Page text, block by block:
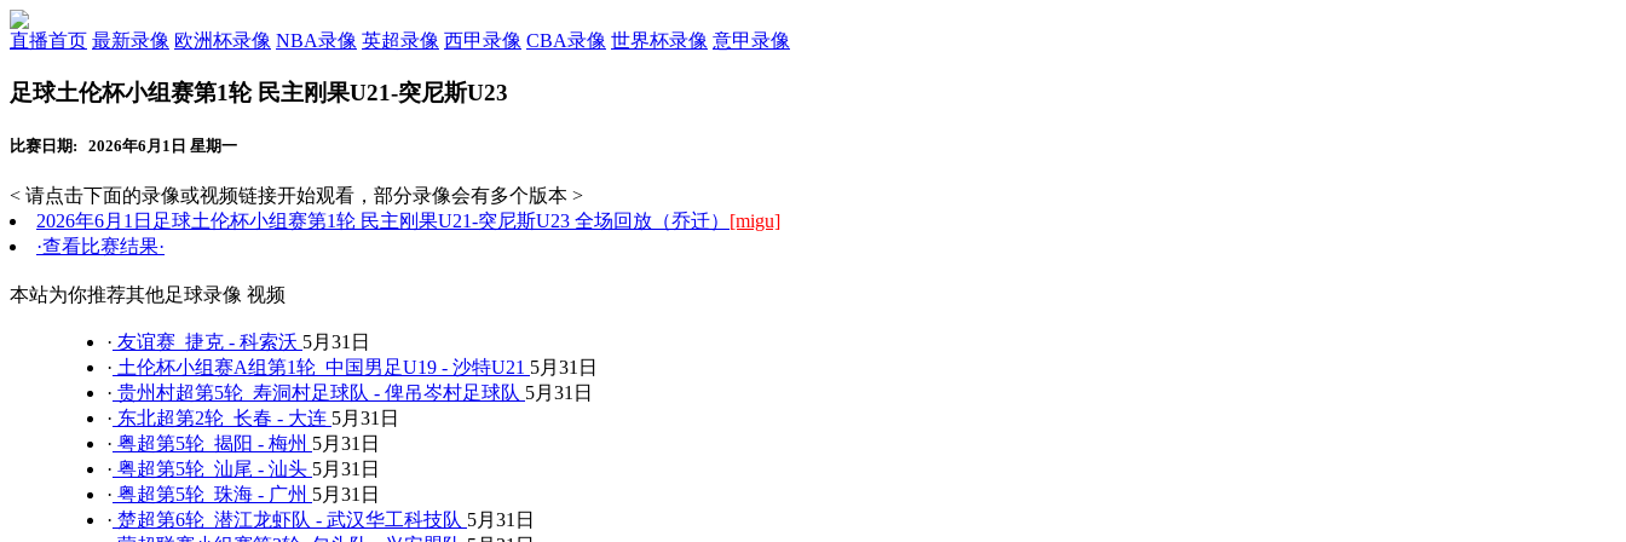
直播首页 最新录像 欧洲杯录像 NBA录像 英超录像 西甲录像 CBA录像 世界杯录像 意甲录像
足球土伦杯小组赛第1轮 民主刚果U21-突尼斯U23
比赛日期: 2026年6月1日 星期一
< 请点击下面的录像或视频链接开始观看，部分录像会有多个版本 >
2026年6月1日足球土伦杯小组赛第1轮 民主刚果U21-突尼斯U23 全场回放（乔迁） [migu]
·查看比赛结果·
本站为你推荐其他足球录像 视频
· 友谊赛 捷克 - 科索沃 5月31日
· 土伦杯小组赛A组第1轮 中国男足U19 - 沙特U21 5月31日
· 贵州村超第5轮 寿洞村足球队 - 俾吊岑村足球队 5月31日
· 东北超第2轮 长春 - 大连 5月31日
· 粤超第5轮 揭阳 - 梅州 5月31日
· 粤超第5轮 汕尾 - 汕头 5月31日
· 粤超第5轮 珠海 - 广州 5月31日
· 楚超第6轮 潜江龙虾队 - 武汉华工科技队 5月31日